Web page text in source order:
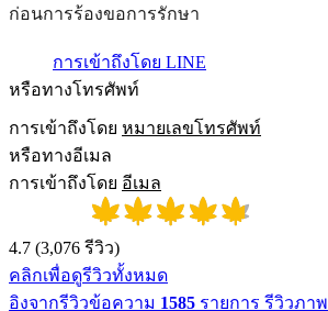
กอนการรองขอการรกษา
การเข้าถึงโดย LINE
หรือทางโทรศัพท์
การเข้าถึงโดย หมายเลขโทรศัพท์
หรือทางอีเมล
การเข้าถึงโดย อีเมล
4.7 (3,076 รีวิว)
คลิกเพื่อดูรีวิวทั้งหมด
อิงจากรีวิวข้อความ 1585 รายการ รีวิวภาพ